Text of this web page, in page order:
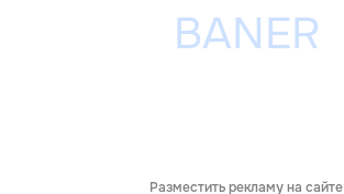
Разместить рекламу на сайте